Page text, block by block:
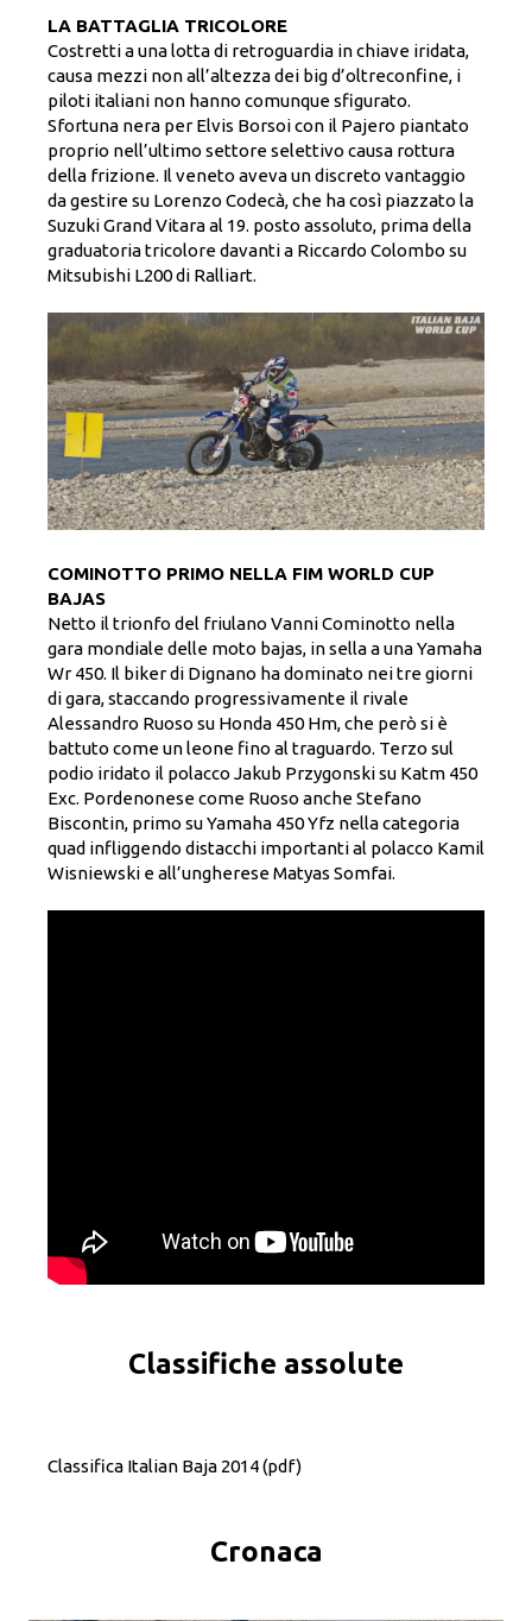
LA BATTAGLIA TRICOLORE
Costretti a una lotta di retroguardia in chiave iridata,
causa mezzi non all’altezza dei big d’oltreconfine, i
piloti italiani non hanno comunque sfigurato.
Sfortuna nera per Elvis Borsoi con il Pajero piantato
proprio nell’ultimo settore selettivo causa rottura
della frizione. Il veneto aveva un discreto vantaggio
da gestire su Lorenzo Codecà, che ha così piazzato la
Suzuki Grand Vitara al 19. posto assoluto, prima della
graduatoria tricolore davanti a Riccardo Colombo su
Mitsubishi L200 di Ralliart.
COMINOTTO PRIMO NELLA FIM WORLD CUP
BAJAS
Netto il trionfo del friulano Vanni Cominotto nella
gara mondiale delle moto bajas, in sella a una Yamaha
Wr 450. Il biker di Dignano ha dominato nei tre giorni
di gara, staccando progressivamente il rivale
Alessandro Ruoso su Honda 450 Hm, che però si è
battuto come un leone fino al traguardo. Terzo sul
podio iridato il polacco Jakub Przygonski su Katm 450
Exc. Pordenonese come Ruoso anche Stefano
Biscontin, primo su Yamaha 450 Yfz nella categoria
quad infliggendo distacchi importanti al polacco Kamil
Wisniewski e all’ungherese Matyas Somfai.
Classifiche assolute
Classifica Italian Baja 2014(pdf)
Cronaca